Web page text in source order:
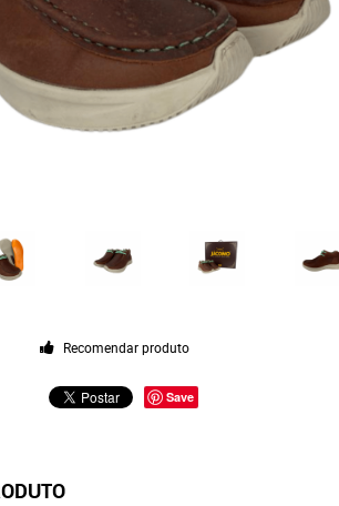
Recomendar produto
Save